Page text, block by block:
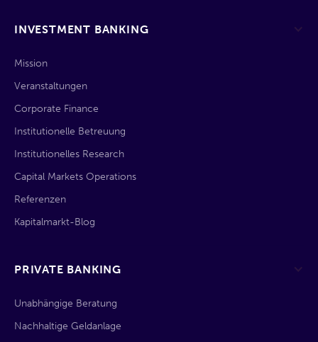
INVESTMENT BANKING
Mission
Veranstaltungen
Corporate Finance
Institutionelle Betreuung
Institutionelles Research
Capital Markets Operations
Referenzen
Kapitalmarkt-Blog
PRIVATE BANKING
Unabhängige Beratung
Nachhaltige Geldanlage